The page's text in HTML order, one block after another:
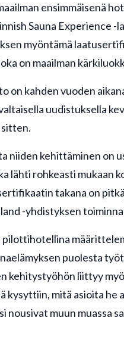
ensimmäisenä
Sauna Experience
myöntämä
on maailman
on kahden vuoden
uudistuksella
sitten.
niiden kehittäminen on
lähti rohkeasti mukaan
takana on
-yhdistyksen
puolesta
kehitystyöhön liittyy
kysyttiin, mitä asioita he
nousivat muun muassa